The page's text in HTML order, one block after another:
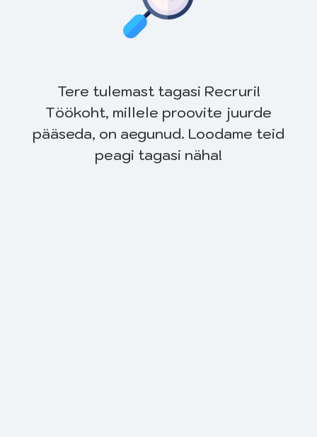
Tere tulemast tagasi Recruri!
Töökoht, millele proovite juurde
pääseda, on aegunud. Loodame teid
peagi tagasi näha!